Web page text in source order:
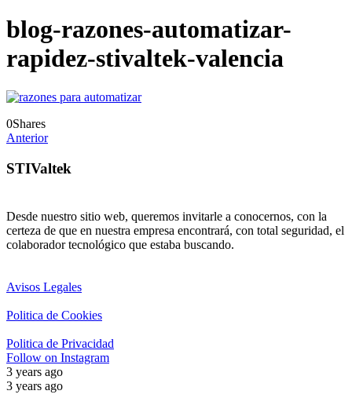
blog-razones-automatizar-
rapidez-stivaltek-valencia
0Shares
Anterior
STIValtek
Desde nuestro sitio web, queremos invitarle a conocernos, con la
certeza de que en nuestra empresa encontrará, con total seguridad, el
colaborador tecnológico que estaba buscando.
Avisos Legales
Politica de Cookies
Politica de Privacidad
Follow on Instagram
3 years ago
3 years ago